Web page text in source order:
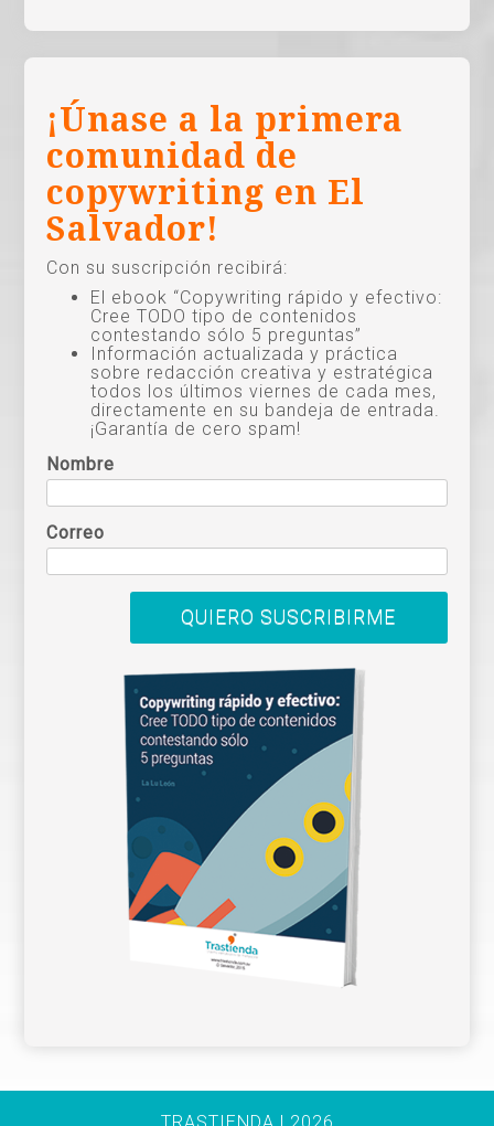
¡Únase a la primera
comunidad de
copywriting en El
Salvador!
Con su suscripción recibirá:
El ebook “Copywriting rápido y efectivo:
Cree TODO tipo de contenidos
contestando sólo 5 preguntas”
Información actualizada y práctica
sobre redacción creativa y estratégica
todos los últimos viernes de cada mes,
directamente en su bandeja de entrada.
¡Garantía de cero spam!
Nombre
Correo
TRASTIENDA | 2026